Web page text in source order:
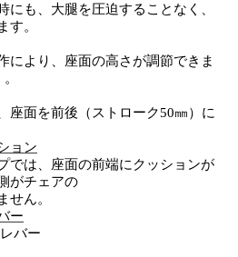
にも、大腿を圧迫することなく、
す。
により、座面の高さが調節できま
座面を前後（ストローク50㎜）に
ョン
では、座面の前端にクッションが
がチェアの
せん。
ー
バー